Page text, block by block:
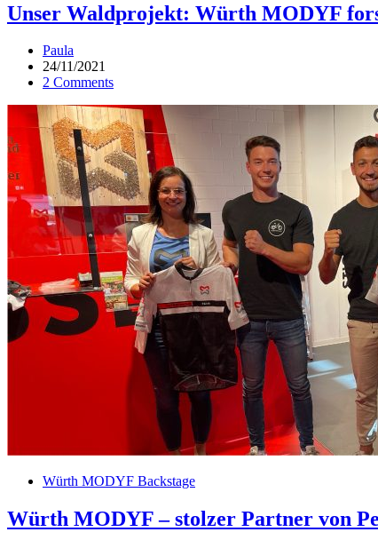
Unser Waldprojekt: Würth MODYF
Paula
24/11/2021
2 Comments
Würth MODYF Backstage
Würth MODYF – stolzer Partner von